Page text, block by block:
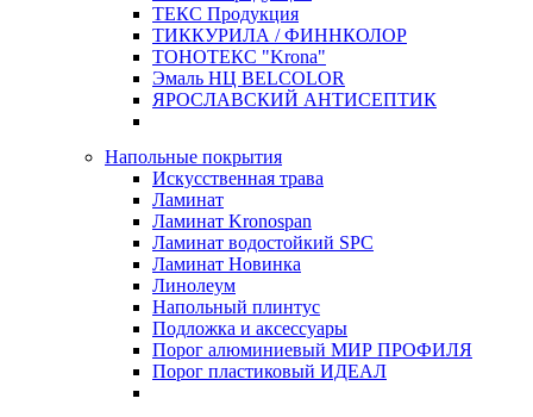
ТЕКС Продукция
ТИККУРИЛА / ФИННКОЛОР
ТОНОТЕКС "Krona"
Эмаль НЦ BELCOLOR
ЯРОСЛАВСКИЙ АНТИСЕПТИК
Напольные покрытия
Искусственная трава
Ламинат
Ламинат Kronospan
Ламинат водостойкий SPC
Ламинат Новинка
Линолеум
Напольный плинтус
Подложка и аксессуары
Порог алюминиевый МИР ПРОФИЛЯ
Порог пластиковый ИДЕАЛ